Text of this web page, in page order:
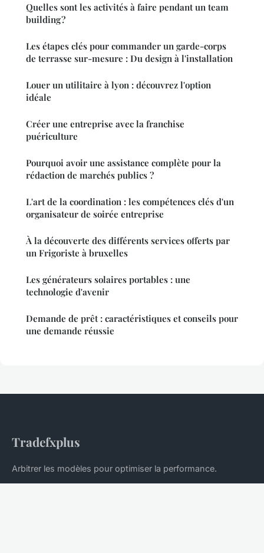
Quelles sont les activités à faire pendant un team
building ?
Les étapes clés pour commander un garde-corps
de terrasse sur-mesure : Du design à l'installation
Louer un utilitaire à lyon : découvrez l'option
idéale
Créer une entreprise avec la franchise
puériculture
Pourquoi avoir une assistance complète pour la
rédaction de marchés publics ?
L'art de la coordination : les compétences clés d'un
organisateur de soirée entreprise
À la découverte des différents services offerts par
un Frigoriste à bruxelles
Les générateurs solaires portables : une
technologie d'avenir
Demande de prêt : caractéristiques et conseils pour
une demande réussie
Tradefxplus
Arbitrer les modèles pour optimiser la performance.